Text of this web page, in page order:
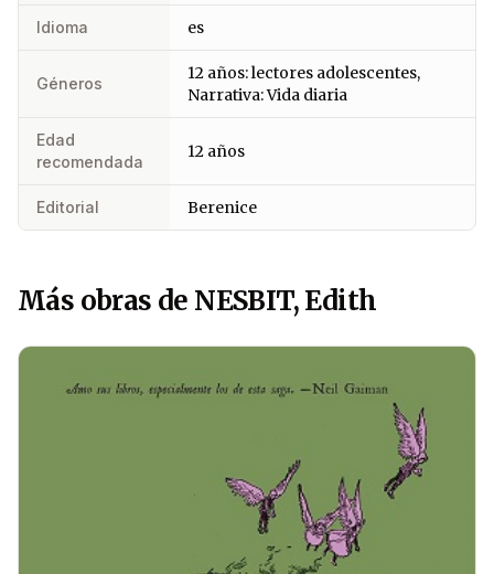
Idioma es
Géneros
12 años: lectores adolescentes,
Narrativa: Vida diaria
Edad
recomendada
12 años
Editorial Berenice
Más obras de NESBIT, Edith